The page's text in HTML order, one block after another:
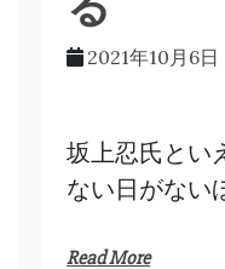
2021年10月6日
坂上忍氏とい
ない日がない
Read More